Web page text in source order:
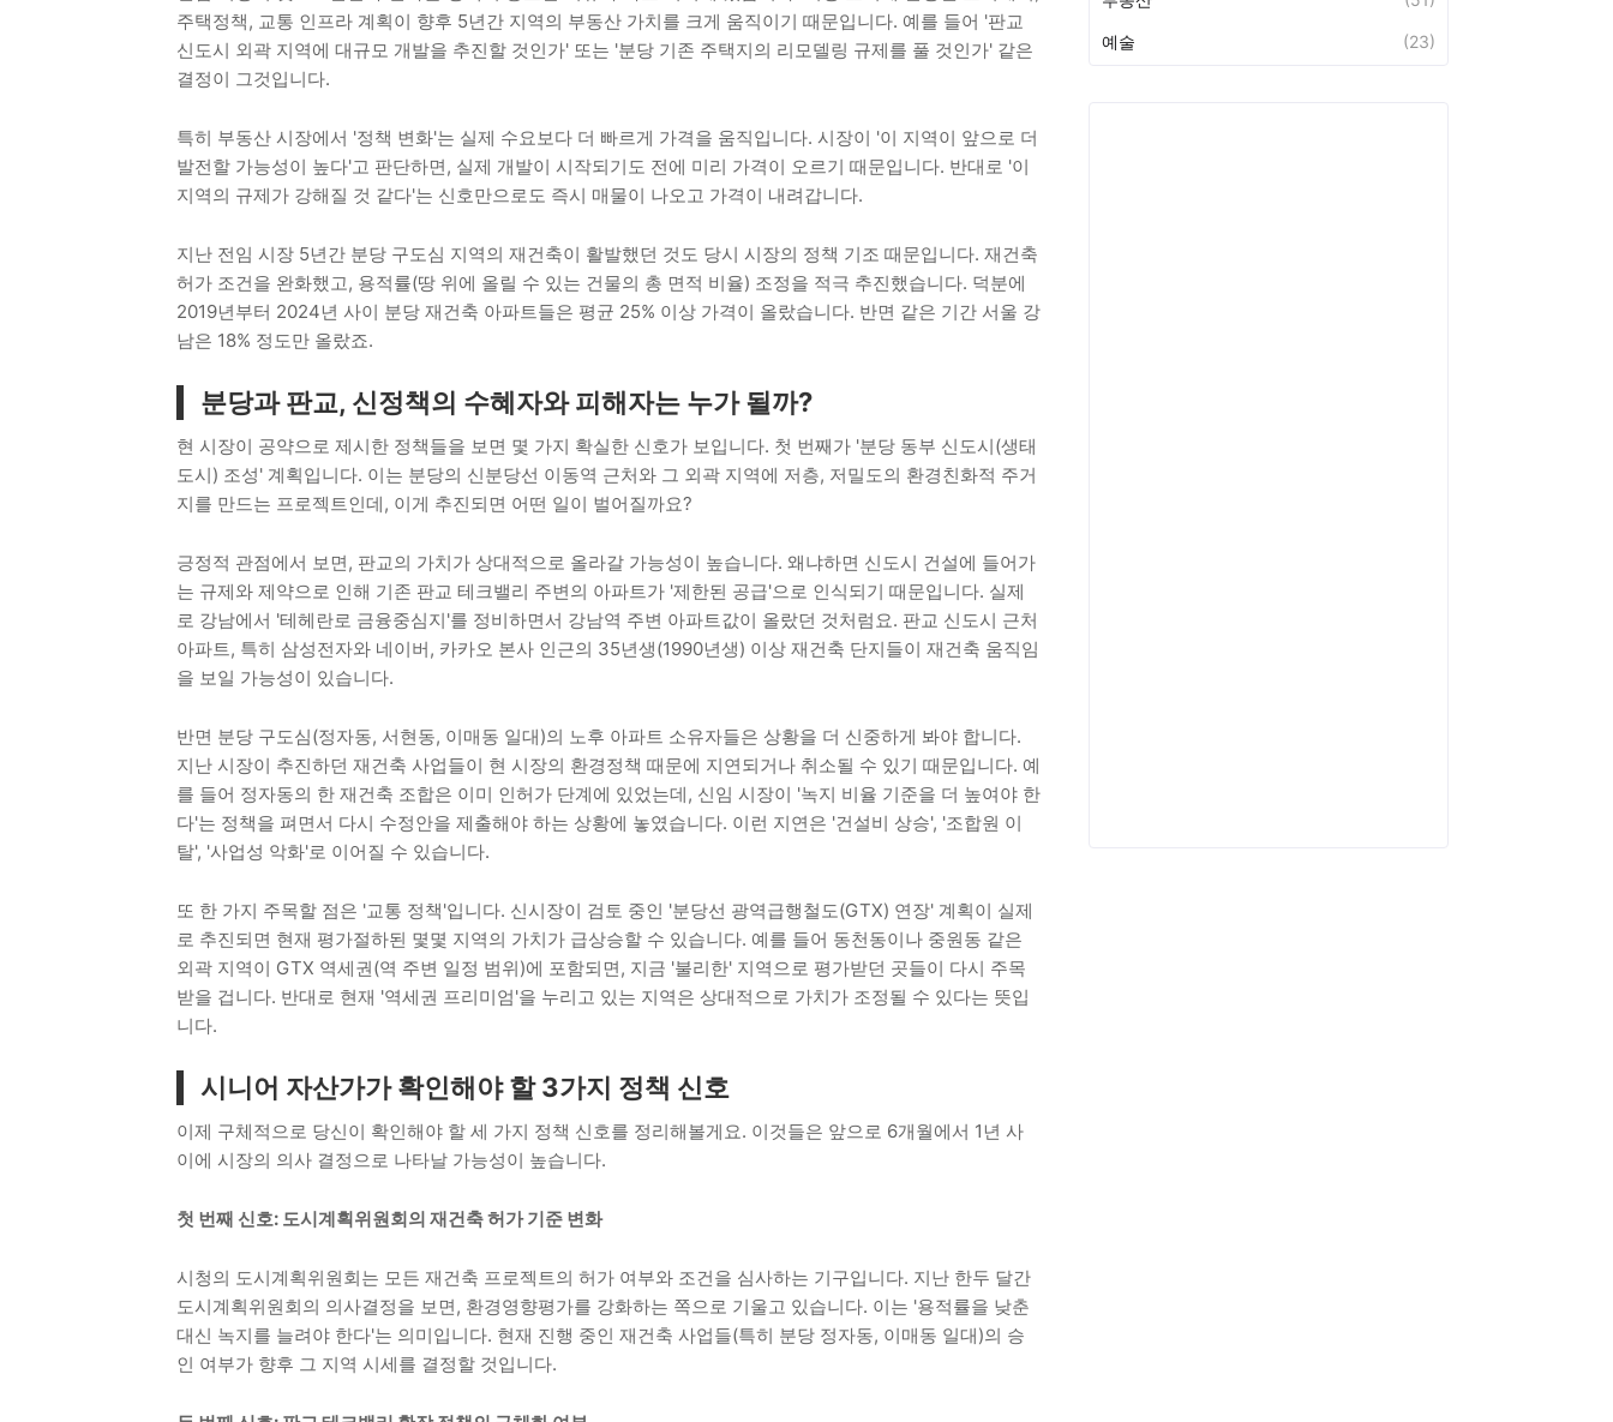
주택정책, 교통 인프라 계획이 향후 5년간 지역의 부동산 가치를 크게 움직이기 때문입니다. 예를 들어 '판교
신도시 외곽 지역에 대규모 개발을 추진할 것인가' 또는 '분당 기존 주택지의 리모델링 규제를 풀 것인가' 같은
결정이 그것입니다.
특히 부동산 시장에서 '정책 변화'는 실제 수요보다 더 빠르게 가격을 움직입니다. 시장이 '이 지역이 앞으로 더
발전할 가능성이 높다'고 판단하면, 실제 개발이 시작되기도 전에 미리 가격이 오르기 때문입니다. 반대로 '이
지역의 규제가 강해질 것 같다'는 신호만으로도 즉시 매물이 나오고 가격이 내려갑니다.
지난 전임 시장 5년간 분당 구도심 지역의 재건축이 활발했던 것도 당시 시장의 정책 기조 때문입니다. 재건축
허가 조건을 완화했고, 용적률(땅 위에 올릴 수 있는 건물의 총 면적 비율) 조정을 적극 추진했습니다. 덕분에
2019년부터 2024년 사이 분당 재건축 아파트들은 평균 25% 이상 가격이 올랐습니다. 반면 같은 기간 서울 강
남은 18% 정도만 올랐죠.
분당과 판교, 신정책의 수혜자와 피해자는 누가 될까?
현 시장이 공약으로 제시한 정책들을 보면 몇 가지 확실한 신호가 보입니다. 첫 번째가 '분당 동부 신도시(생태
도시) 조성' 계획입니다. 이는 분당의 신분당선 이동역 근처와 그 외곽 지역에 저층, 저밀도의 환경친화적 주거
지를 만드는 프로젝트인데, 이게 추진되면 어떤 일이 벌어질까요?
긍정적 관점에서 보면, 판교의 가치가 상대적으로 올라갈 가능성이 높습니다. 왜냐하면 신도시 건설에 들어가
는 규제와 제약으로 인해 기존 판교 테크밸리 주변의 아파트가 '제한된 공급'으로 인식되기 때문입니다. 실제
로 강남에서 '테헤란로 금융중심지'를 정비하면서 강남역 주변 아파트값이 올랐던 것처럼요. 판교 신도시 근처
아파트, 특히 삼성전자와 네이버, 카카오 본사 인근의 35년생(1990년생) 이상 재건축 단지들이 재건축 움직임
을 보일 가능성이 있습니다.
반면 분당 구도심(정자동, 서현동, 이매동 일대)의 노후 아파트 소유자들은 상황을 더 신중하게 봐야 합니다.
지난 시장이 추진하던 재건축 사업들이 현 시장의 환경정책 때문에 지연되거나 취소될 수 있기 때문입니다. 예
를 들어 정자동의 한 재건축 조합은 이미 인허가 단계에 있었는데, 신임 시장이 '녹지 비율 기준을 더 높여야 한
다'는 정책을 펴면서 다시 수정안을 제출해야 하는 상황에 놓였습니다. 이런 지연은 '건설비 상승', '조합원 이
탈', '사업성 악화'로 이어질 수 있습니다.
또 한 가지 주목할 점은 '교통 정책'입니다. 신시장이 검토 중인 '분당선 광역급행철도(GTX) 연장' 계획이 실제
로 추진되면 현재 평가절하된 몇몇 지역의 가치가 급상승할 수 있습니다. 예를 들어 동천동이나 중원동 같은
외곽 지역이 GTX 역세권(역 주변 일정 범위)에 포함되면, 지금 '불리한' 지역으로 평가받던 곳들이 다시 주목
받을 겁니다. 반대로 현재 '역세권 프리미엄'을 누리고 있는 지역은 상대적으로 가치가 조정될 수 있다는 뜻입
니다.
시니어 자산가가 확인해야 할 3가지 정책 신호
이제 구체적으로 당신이 확인해야 할 세 가지 정책 신호를 정리해볼게요. 이것들은 앞으로 6개월에서 1년 사
이에 시장의 의사 결정으로 나타날 가능성이 높습니다.
첫 번째 신호: 도시계획위원회의 재건축 허가 기준 변화
시청의 도시계획위원회는 모든 재건축 프로젝트의 허가 여부와 조건을 심사하는 기구입니다. 지난 한두 달간
도시계획위원회의 의사결정을 보면, 환경영향평가를 강화하는 쪽으로 기울고 있습니다. 이는 '용적률을 낮춘
대신 녹지를 늘려야 한다'는 의미입니다. 현재 진행 중인 재건축 사업들(특히 분당 정자동, 이매동 일대)의 승
인 여부가 향후 그 지역 시세를 결정할 것입니다.
예술 (23)